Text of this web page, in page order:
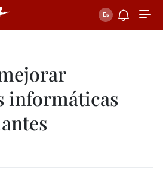
informáticas